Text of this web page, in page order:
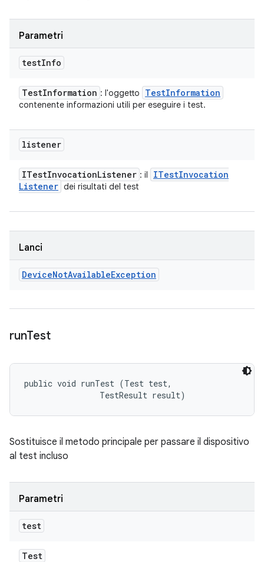
Parametri
testInfo
TestInformation : l'oggetto TestInformation
contenente informazioni utili per eseguire i test.
listener
ITestInvocationListener : il ITestInvocation
Listener dei risultati del test
Lanci
DeviceNotAvailableException
runTest
public void runTest (Test test,
                TestResult result)
Sostituisce il metodo principale per passare il dispositivo
al test incluso
Parametri
test
Test